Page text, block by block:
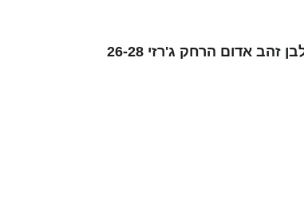
ילדים מָרוֹקוֹ Bouchaib Arrassi #5 לבן זהב אדום הרחק ג'רזי 26-28